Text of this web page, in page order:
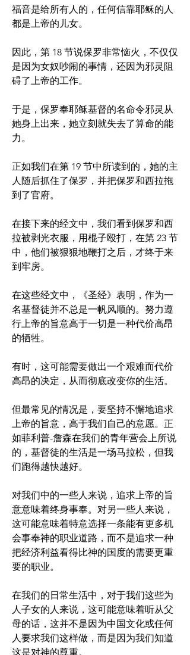
福音是给所有人的，任何信靠耶稣的人
都是上帝的儿女。
因此，第 18 节说保罗非常恼火，不仅仅
是因为女奴吵闹的事情，还因为邪灵阻
碍了上帝的工作。
于是，保罗奉耶稣基督的名命令邪灵从
她身上出来，她立刻就失去了算命的能
力。
正如我们在第 19 节中所读到的，她的主
人随后抓住了保罗，并把保罗和西拉拖
到了官府。
在接下来的经文中，我们看到保罗和西
拉被剥光衣服，用棍子殴打，在第 23 节
中，他们被狠狠地鞭打之后，才终于来
到牢房。
在这些经文中，《圣经》表明，作为一
名基督徒并不总是一帆风顺的。努力遵
行上帝的旨意高于一切是一种代价高昂
的牺牲。
有时，这可能需要做出一个艰难而代价
高昂的决定，从而彻底改变你的生活。
但最常见的情况是，要坚持不懈地追求
上帝的旨意，高于我们自己的意愿。正
如菲利普-詹森在我们的青年营会上所说
的，基督徒的生活是一场马拉松，但我
们跑得越快越好。
对我们中的一些人来说，追求上帝的旨
意意味着终身事奉。对另一些人来说，
这可能意味着特意选择一条能有更多机
会事奉神的职业道路，而不是追求一种
把经济利益看得比神的国度的需要更重
要的职业。
在我们的日常生活中，对于我们这些为
人子女的人来说，这可能意味着听从父
母的话，这并不是因为中国文化或任何
人要求我们这样做，而是因为我们知道
这是对神的尊重。